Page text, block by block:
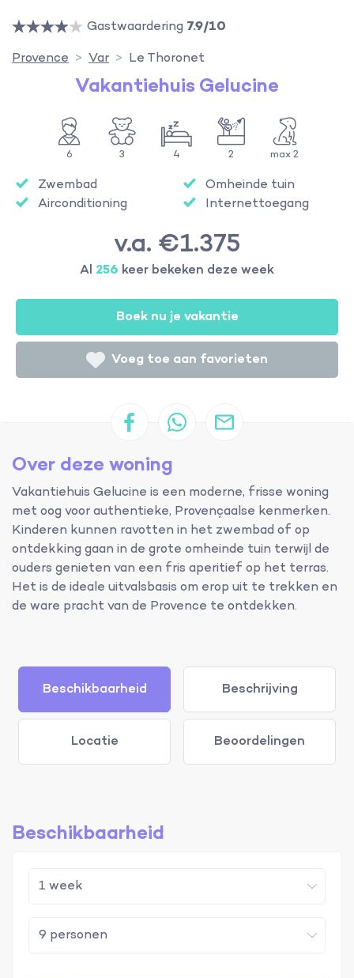
Gastwaardering 7.9/10
Provence
Var Le Thoronet
Vakantiehuis Gelucine
6 3 4 2 max 2
Zwembad
Airconditioning
Omheinde tuin
Internettoegang
v.a. €1.375
Al 256 keer bekeken deze week
Boek nu je vakantie
Voeg toe aan favorieten
Over deze woning
Vakantiehuis Gelucine is een moderne, frisse woning
met oog voor authentieke, Provençaalse kenmerken.
Kinderen kunnen ravotten in het zwembad of op
ontdekking gaan in de grote omheinde tuin terwijl de
ouders genieten van een fris aperitief op het terras.
Het is de ideale uitvalsbasis om erop uit te trekken en
de ware pracht van de Provence te ontdekken.
Beschikbaarheid Beschrijving
Locatie Beoordelingen
Beschikbaarheid